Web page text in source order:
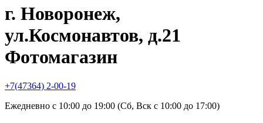
г. Новоронеж,
ул.Космонавтов, д.21
Фотомагазин
+7(47364) 2-00-19
Ежедневно с 10:00 до 19:00 (Сб, Вск с 10:00 до 17:00)